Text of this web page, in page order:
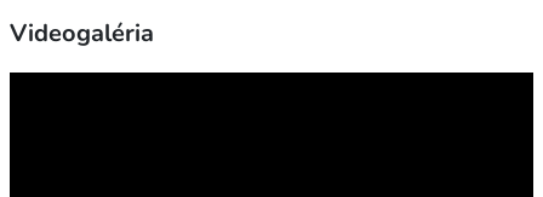
Videogaléria